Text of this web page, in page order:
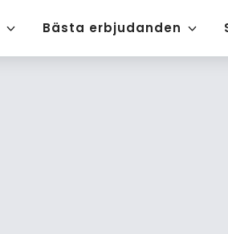
Bästa erbjudanden